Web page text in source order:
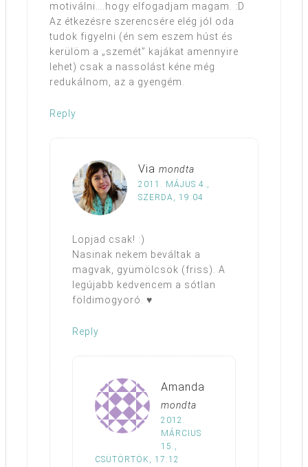
motiválni….hogy elfogadjam magam. :D
Az étkezésre szerencsére elég jól oda
tudok figyelni (én sem eszem húst és
kerülöm a „szemét” kajákat amennyire
lehet) csak a nassolást kéne még
redukálnom, az a gyengém.
Reply
Via mondta
2011. MÁJUS 4.,
SZERDA, 19:04
Lopjad csak! :)
Nasinak nekem beváltak a
magvak, gyümölcsök (friss). A
legújabb kedvencem a sótlan
földimogyoró. ♥
Reply
Amanda
mondta
2012.
MÁRCIUS
15.,
CSÜTÖRTÖK, 17:12